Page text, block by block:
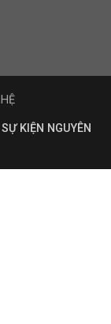
KIỆN NGUYÊN